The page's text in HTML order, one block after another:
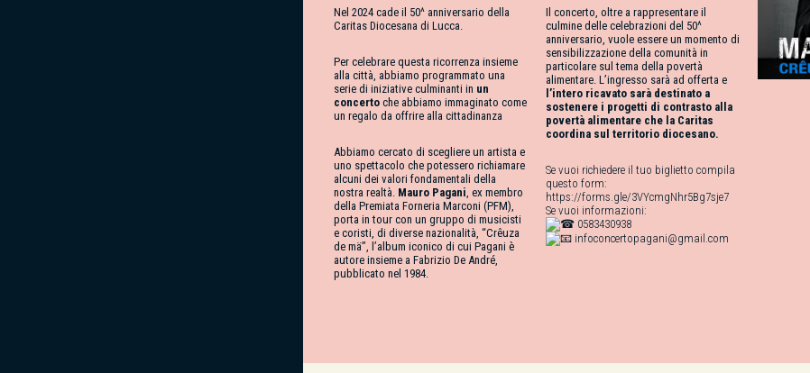
Nel 2024 cade il 50^ anniversario della
Caritas Diocesana di Lucca.
Per celebrare questa ricorrenza insieme
alla città, abbiamo programmato una
serie di iniziative culminanti in un
concerto che abbiamo immaginato come
un regalo da offrire alla cittadinanza
Abbiamo cercato di scegliere un artista e
uno spettacolo che potessero richiamare
alcuni dei valori fondamentali della
nostra realtà. Mauro Pagani, ex membro
della Premiata Forneria Marconi (PFM),
porta in tour con un gruppo di musicisti
e coristi, di diverse nazionalità, “Crêuza
de mä”, l’album iconico di cui Pagani è
autore insieme a Fabrizio De André,
pubblicato nel 1984.
Il concerto, oltre a rappresentare il
culmine delle celebrazioni del 50^
anniversario, vuole essere un momento di
sensibilizzazione della comunità in
particolare sul tema della povertà
alimentare. L’ingresso sarà ad offerta e
l’intero ricavato sarà destinato a
sostenere i progetti di contrasto alla
povertà alimentare che la Caritas
coordina sul territorio diocesano.
Se vuoi richiedere il tuo biglietto compila
questo form:
https://forms.gle/3VYcmgNhr5Bg7sje7
Se vuoi informazioni:
0583430938
infoconcertopagani@gmail.com